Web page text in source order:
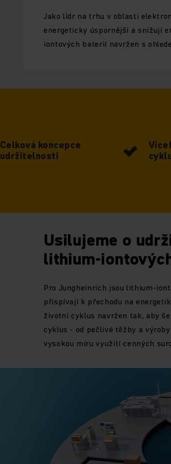
Jako lídr na trhu v oblasti
energeticky úspornější a snižují
iontových baterií navržen s
Celková koncepce
udržitelnosti
Usilujeme o
lithium-
Pro Jungheinrich jsou lithium-
přispívají k přechodu na
životní cyklus navržen tak, aby
cyklus - od pečlivé těžby a
vysokou míru využití cenných